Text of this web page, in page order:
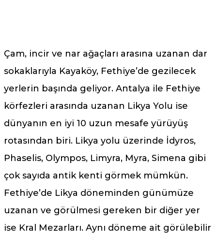
Çam, incir ve nar ağaçları arasına uzanan dar
sokaklarıyla Kayaköy, Fethiye’de gezilecek
yerlerin başında geliyor. Antalya ile Fethiye
körfezleri arasında uzanan Likya Yolu ise
dünyanın en iyi 10 uzun mesafe yürüyüş
rotasından biri. Likya yolu üzerinde İdyros,
Phaselis, Olympos, Limyra, Myra, Simena gibi
çok sayıda antik kenti görmek mümkün.
Fethiye’de Likya döneminden günümüze
uzanan ve görülmesi gereken bir diğer yer
ise Kral Mezarları. Aynı döneme ait görülebilir